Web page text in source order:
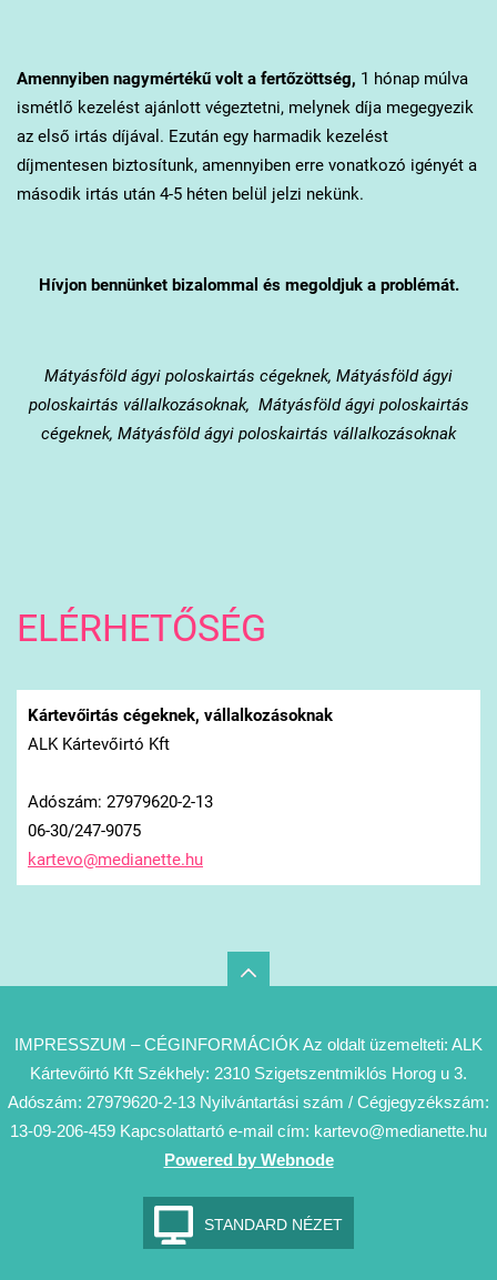
Amennyiben nagymértékű volt a fertőzöttség, 1 hónap múlva
ismétlő kezelést ajánlott végeztetni, melynek díja megegyezik
az első irtás díjával. Ezután egy harmadik kezelést
díjmentesen biztosítunk, amennyiben erre vonatkozó igényét a
második irtás után 4-5 héten belül jelzi nekünk.
Hívjon bennünket bizalommal és megoldjuk a problémát.
Mátyásföldágyi poloskairtás cégeknek, Mátyásföld ágyi
poloskairtás vállalkozásoknak, Mátyásföld ágyi poloskairtás
cégeknek, Mátyásföld ágyi poloskairtás vállalkozásoknak
ELÉRHETŐSÉG
Kártevőirtás cégeknek, vállalkozásoknak
ALK Kártevőirtó Kft
Adószám: 27979620-2-13
06-30/247-9075
kartevo@medianette.hu
IMPRESSZUM – CÉGINFORMÁCIÓK Az oldalt üzemelteti: ALK
Kártevőirtó Kft Székhely: 2310 Szigetszentmiklós Horog u 3.
Adószám: 27979620-2-13 Nyilvántartási szám / Cégjegyzékszám:
13-09-206-459 Kapcsolattartó e-mail cím: kartevo@medianette.hu
Powered by Webnode
STANDARD NÉZET